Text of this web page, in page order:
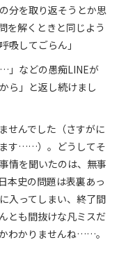
分を取り返そうとか思
を解くときと同じよう
吸してごらん」
」などの愚痴LINEが
ら」と返し続けまし
せんでした（さすがに
す……）。どうしてそ
情を聞いたのは、無事
本史の問題は表裏あっ
入ってしまい、終了間
とも間抜けな凡ミスだ
わかりませんね……。